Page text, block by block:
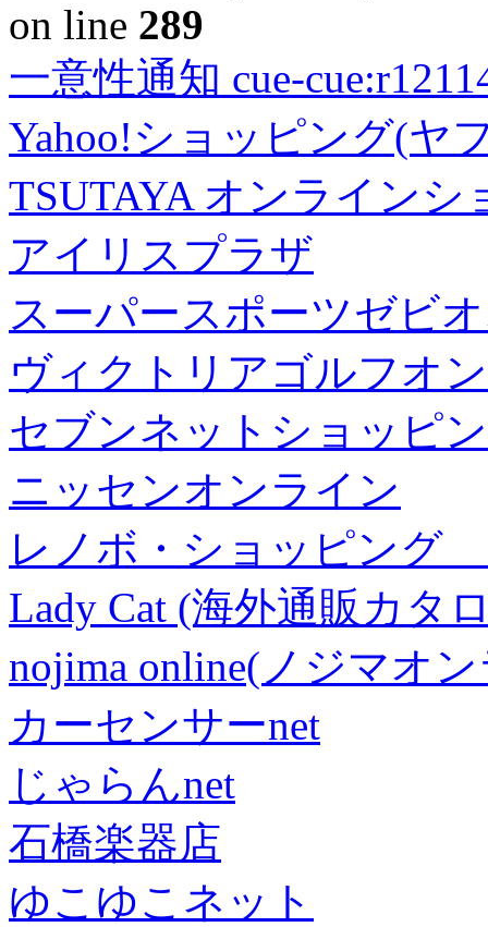
on line 289
一意性通知 cue-
Yahoo!ショッピング(ヤ
TSUTAYA オンラインシ
アイリスプラザ
スーパースポーツゼビ
ヴィクトリアゴルフオ
セブンネットショッピ
ニッセンオンライン
レノボ・ショッピング
Lady Cat (海外通販カタ
nojima online(ノジマオ
カーセンサーnet
じゃらんnet
石橋楽器店
ゆこゆこネット